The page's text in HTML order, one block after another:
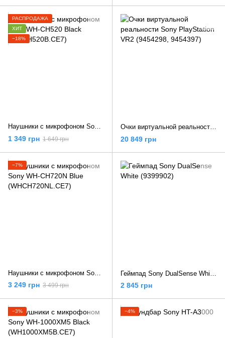
РАСПРОДАЖА
ХИТ
−18%
Наушники с микрофоном Sony WH-CH520 Black (WHCH520B.CE7)
1 349 грн 1 649 грн
Очки виртуальной реальности Sony PlayStation VR2 (9454298, 9454397)
20 849 грн
−7%
3 249 грн 3 499 грн 2 845 грн
−3% −4%